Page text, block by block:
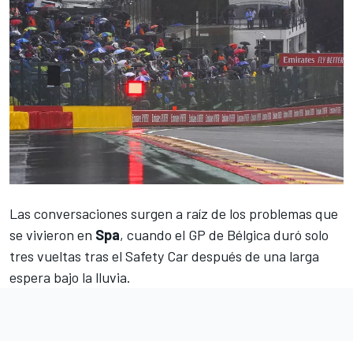
Las conversaciones surgen a raíz de los problemas que
se vivieron en Spa, cuando el GP de Bélgica duró solo
tres vueltas tras el Safety Cardespués de una larga
espera bajo la lluvia.